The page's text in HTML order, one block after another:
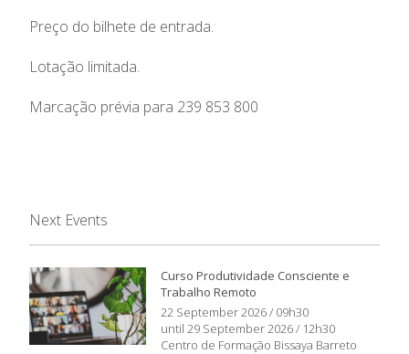
Preço do bilhete de entrada.
Lotação limitada.
Marcação prévia para 239 853 800
Next Events
Curso Produtividade Consciente e
Trabalho Remoto
22 September 2026 / 09h30
until 29 September 2026 / 12h30
Centro de Formação Bissaya Barreto